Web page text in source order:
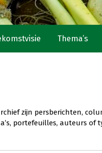
Thema’s
zijn persberichten,
portefeuilles, auteurs of